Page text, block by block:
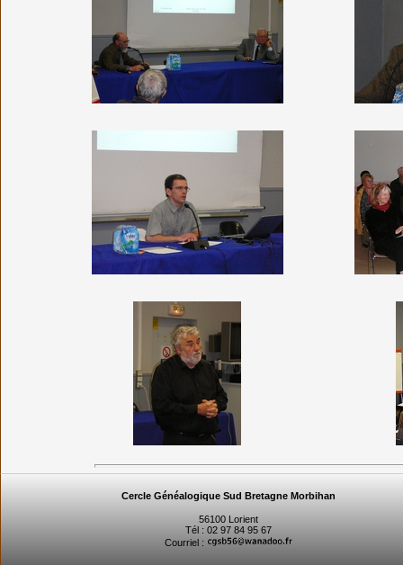
Cercle Généalogique Sud Bretagne Morbihan
56100 Lorient
Tél : 02 97 84 95 67
Courriel :